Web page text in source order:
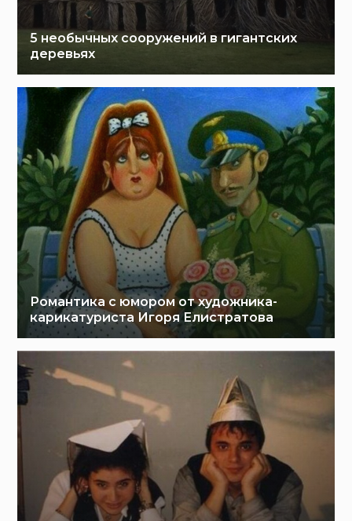
5 необычных сооружений в гигантских
деревьях
Романтика с юмором от художника-
карикатуриста Игоря Елистратова